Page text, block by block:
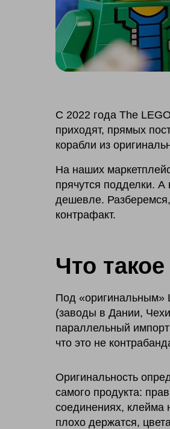
С 2022 года The
приходят, прямых
корабли из
На наших
прячутся подделки. А
дешевле. Разберемся,
контрафакт.
Что
Под «оригинальным»
(заводы в Дании,
параллельный
что это не
Оригинальность
самого продукта:
соединениях, клейма
плохо держатся,